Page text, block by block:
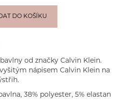
DO KOŠÍKU
od značky Calvin Klein.
nápisem Calvin Klein na
38% polyester, 5% elastan